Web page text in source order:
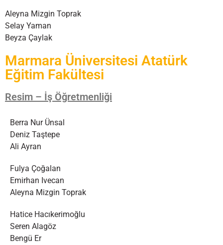
Aleyna Mizgin Toprak
Selay Yaman
Beyza Çaylak
Marmara Üniversitesi Atatürk
Eğitim Fakültesi
Resim – İş Öğretmenliği
Berra Nur Ünsal
Deniz Taştepe
Ali Ayran
Fulya Çoğalan
Emirhan Ivecan
Aleyna Mizgin Toprak
Hatice Hacıkerimoğlu
Seren Alagöz
Bengü Er